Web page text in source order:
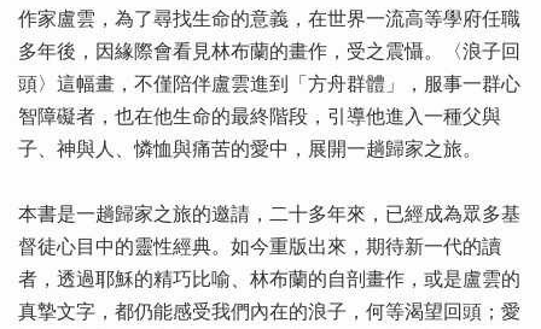
作家盧雲，為了尋找生命的意義，在世界一流高等學府任職
多年後，因緣際會看見林布蘭的畫作，受之震懾。〈浪子回
頭〉這幅畫，不僅陪伴盧雲進到「方舟群體」，服事一群心
智障礙者，也在他生命的最終階段，引導他進入一種父與
子、神與人、憐恤與痛苦的愛中，展開一趟歸家之旅。
本書是一趟歸家之旅的邀請，二十多年來，已經成為眾多基
督徒心目中的靈性經典。如今重版出來，期待新一代的讀
者，透過耶穌的精巧比喻、林布蘭的自剖畫作，或是盧雲的
真摯文字，都仍能感受我們內在的浪子，何等渴望回頭；愛